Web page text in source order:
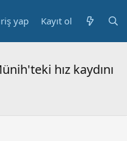
yap Kayıt ol
hız kaydını